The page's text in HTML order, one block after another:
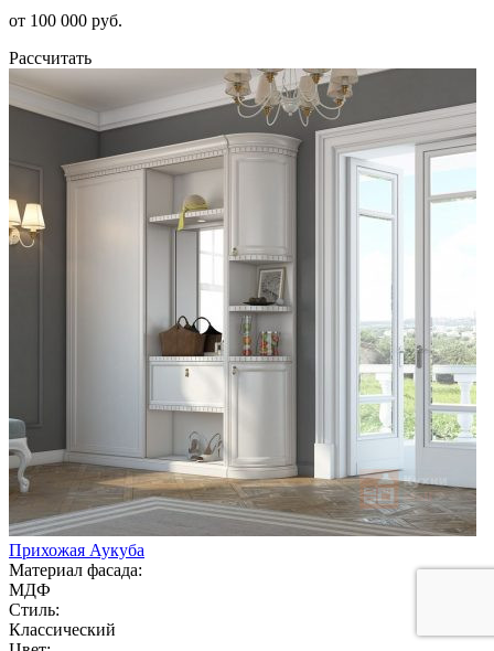
от 100 000 руб.
Рассчитать
Прихожая Аукуба
Материал фасада:
МДФ
Стиль:
Классический